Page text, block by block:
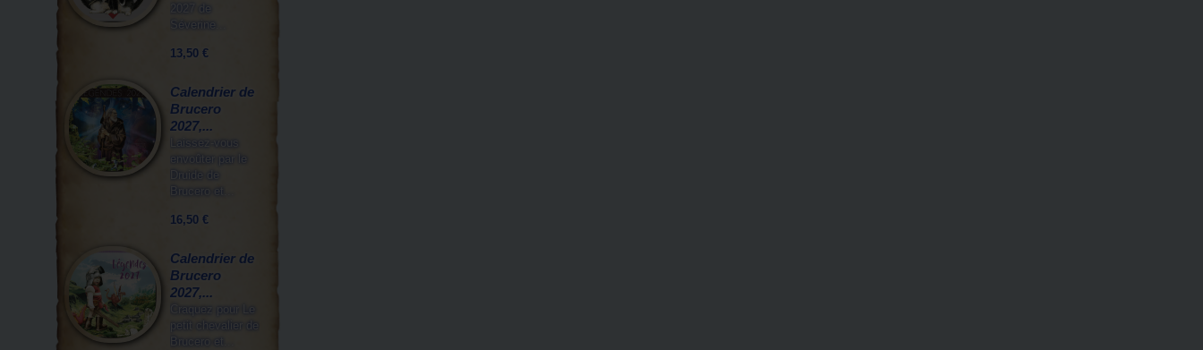
2027 de
Séverine...
13,50 €
Calendrier de
Brucero
2027,...
Laissez-vous
envoûter par le
Druide de
Brucero et...
16,50 €
Calendrier de
Brucero
2027,...
Craquez pour Le
petit chevalier de
Brucero et...